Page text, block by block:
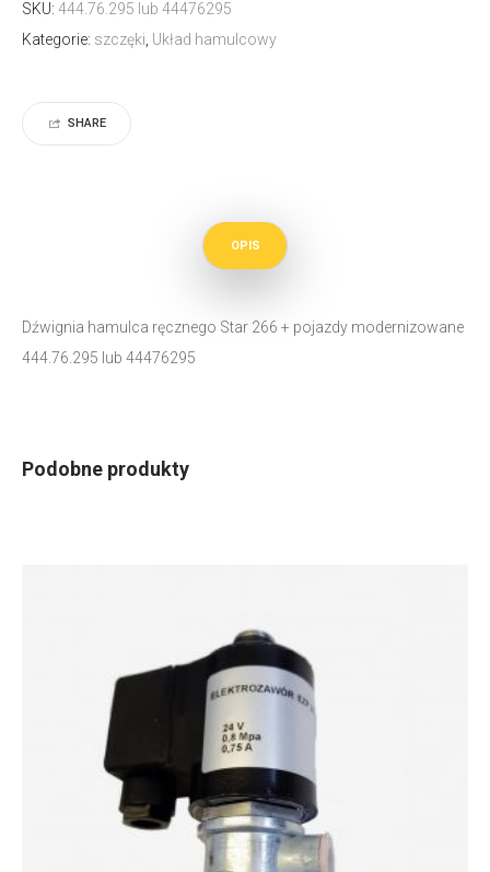
SKU: 444.76.295 lub 44476295
Kategorie: szczęki Układ hamulcowy
SHARE
OPIS
Dźwignia hamulca ręcznego Star 266 + pojazdy modernizowane
444.76.295 lub 44476295
Podobne produkty